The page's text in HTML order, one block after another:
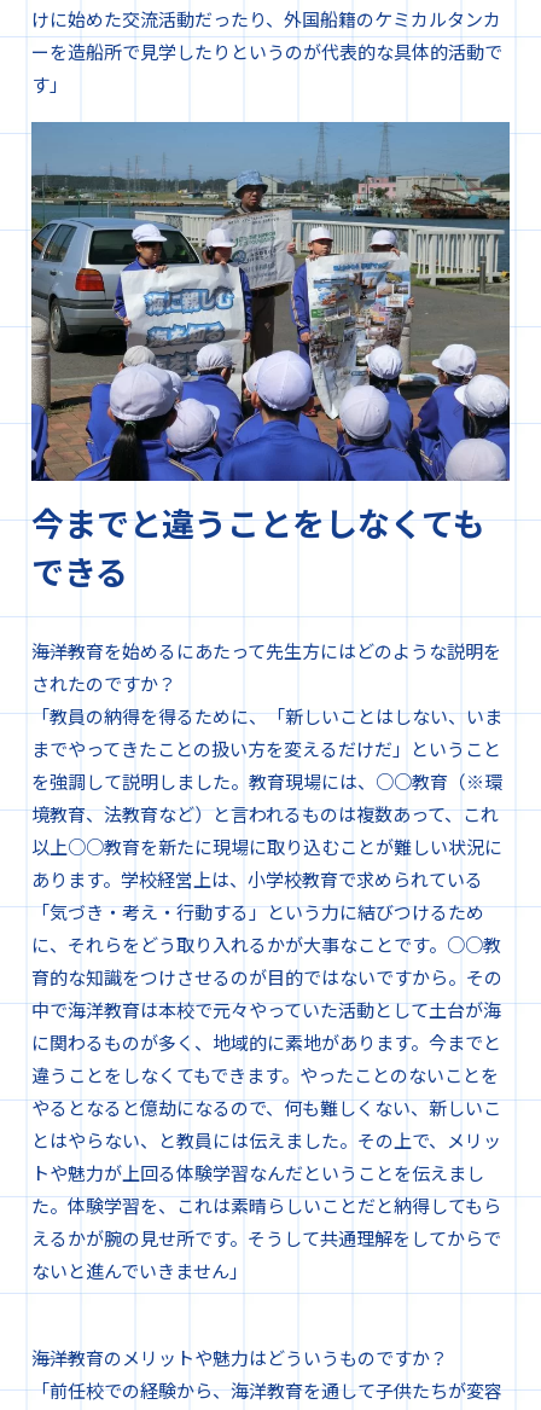
けに始めた交流活動だったり、外国船籍のケミカルタンカ
ーを造船所で見学したりというのが代表的な具体的活動で
す」
今までと違うことをしなくても
できる
―――海洋教育を始めるにあたって先生方にはどのような説明を
されたのですか？
「教員の納得を得るために、「新しいことはしない、いま
までやってきたことの扱い方を変えるだけだ」ということ
を強調して説明しました。教育現場には、○○教育（※環
境教育、法教育など）と言われるものは複数あって、これ
以上○○教育を新たに現場に取り込むことが難しい状況に
あります。学校経営上は、小学校教育で求められている
「気づき・考え・行動する」という力に結びつけるため
に、それらをどう取り入れるかが大事なことです。○○教
育的な知識をつけさせるのが目的ではないですから。その
中で海洋教育は本校で元々やっていた活動として土台が海
に関わるものが多く、地域的に素地があります。今までと
違うことをしなくてもできます。やったことのないことを
やるとなると億劫になるので、何も難しくない、新しいこ
とはやらない、と教員には伝えました。その上で、メリッ
トや魅力が上回る体験学習なんだということを伝えまし
た。体験学習を、これは素晴らしいことだと納得してもら
えるかが腕の見せ所です。そうして共通理解をしてからで
ないと進んでいきません」
―――海洋教育のメリットや魅力はどういうものですか？
「前任校での経験から、海洋教育を通して子供たちが変容